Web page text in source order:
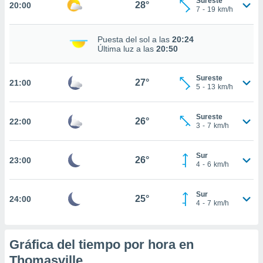
similares
sitio
posible
traten tus
interés
su
u
20:00 28°
7 - 19 km/h
Puesta del sol a las 20:24
Última luz a las 20:50
21:00 27°
Sureste
5 - 13 km/h
22:00 26°
Sureste
3 - 7 km/h
23:00 26°
Sur
4 - 6 km/h
24:00 25°
Sur
4 - 7 km/h
Gráfica del tiempo por hora en